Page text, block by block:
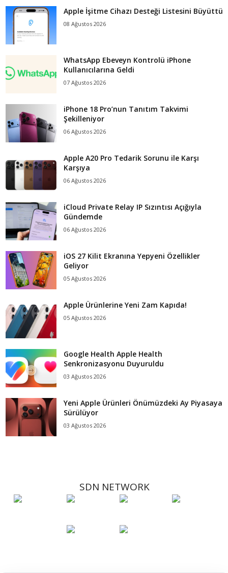
Apple İşitme Cihazı Desteği Listesini Büyüttü
08 Ağustos 2026
WhatsApp Ebeveyn Kontrolü iPhone
Kullanıcılarına Geldi
07 Ağustos 2026
iPhone 18 Pro’nun Tanıtım Takvimi
Şekilleniyor
06 Ağustos 2026
Apple A20 Pro Tedarik Sorunu ile Karşı
Karşıya
06 Ağustos 2026
iCloud Private Relay IP Sızıntısı Açığıyla
Gündemde
06 Ağustos 2026
iOS 27 Kilit Ekranına Yepyeni Özellikler
Geliyor
05 Ağustos 2026
Apple Ürünlerine Yeni Zam Kapıda!
05 Ağustos 2026
Google Health Apple Health
Senkronizasyonu Duyuruldu
03 Ağustos 2026
Yeni Apple Ürünleri Önümüzdeki Ay Piyasaya
Sürülüyor
03 Ağustos 2026
SDN NETWORK